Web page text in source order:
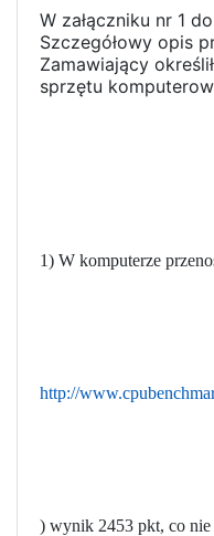
W załączniku nr 1
Szczegółowy opis
Zamawiający
sprzętu
1) W komputerze
http://
) wynik 2453 pkt, co